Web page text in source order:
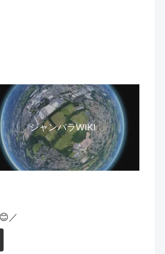
シャンバラWIKI
／